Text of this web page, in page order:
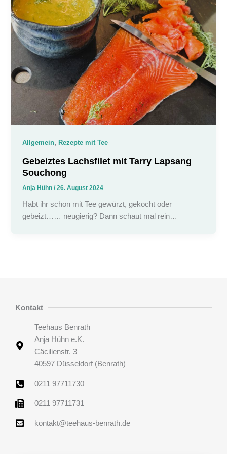
Allgemein,Rezepte mit Tee
Gebeiztes Lachsfilet mit Tarry Lapsang
Souchong
Anja Hühn/26. August 2024
Habt ihr schon mit Tee gewürzt, gekocht oder
gebeizt…… neugierig? Dann schaut mal rein…
Kontakt
Teehaus Benrath
Anja Hühn e.K.
Cäcilienstr. 3
40597 Düsseldorf (Benrath)
0211 97711730
0211 97711731
kontakt@teehaus-benrath.de